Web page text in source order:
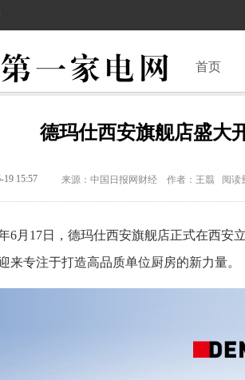
首页
德玛仕西安旗舰店盛大
19 15:57 来源：中国日报网财经 作者：王翦 阅读
6月17日，德玛仕西安旗舰店正式在西
来专注于打造高品质单位厨房的新力量。